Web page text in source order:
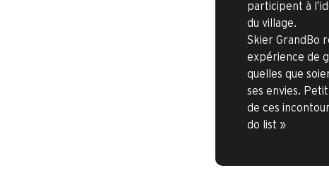
participent à
du village.
Skier GrandBo
expérience de
quelles que
ses envies.
de ces
do list »